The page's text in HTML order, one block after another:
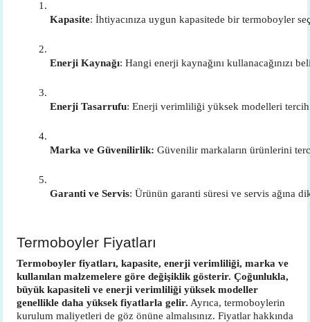
Kapasite: İhtiyacınıza uygun kapasitede bir termoboyler
Enerji Kaynağı: Hangi enerji kaynağını kullanacağınızı
Enerji Tasarrufu: Enerji verimliliği yüksek modelleri tercih
Marka ve Güvenilirlik: Güvenilir markaların ürünlerini
Garanti ve Servis: Ürünün garanti süresi ve servis ağına
Termoboyler Fiyatları
Termoboyler fiyatları, kapasite, enerji verimliliği, marka ve
kullanılan malzemelere göre değişiklik gösterir. Çoğunlukla,
büyük kapasiteli ve enerji verimliliği yüksek modeller
genellikle daha yüksek fiyatlarla gelir. Ayrıca, termoboylerin
kurulum maliyetleri de göz önüne almalısınız. Fiyatlar hakkında